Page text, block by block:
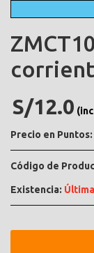
S/12.0
Precio en Puntos:
Código de
Existencia: